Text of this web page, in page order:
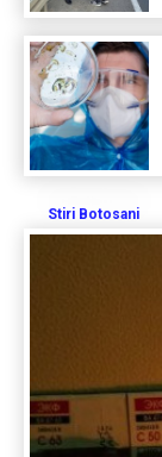
Stiri Botosani